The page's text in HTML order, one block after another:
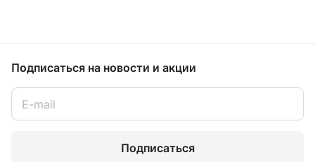
Подписаться на новости и акции
Подписаться